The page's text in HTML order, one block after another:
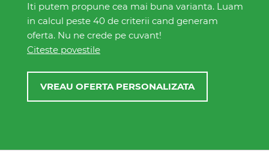
Iti putem propune cea mai buna varianta. Luam
in calcul peste 40 de criterii cand generam
oferta. Nu ne crede pe cuvant!
Citeste povestile
VREAU OFERTA PERSONALIZATA